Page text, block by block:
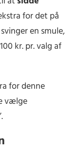
for det på
en smule,
kr. pr. valg af
for denne
vælge